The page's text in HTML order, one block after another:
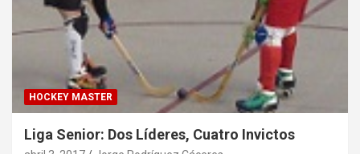
HOCKEY MASTER
Liga Senior: Dos Líderes, Cuatro Invictos